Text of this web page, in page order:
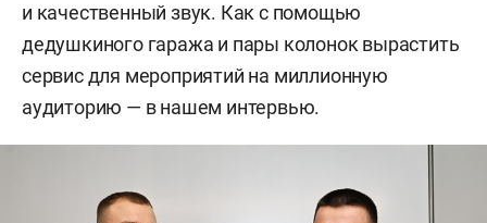
и качественный звук. Как с помощью
дедушкиного гаража и пары колонок вырастить
сервис для мероприятий на миллионную
аудиторию — в нашем интервью.